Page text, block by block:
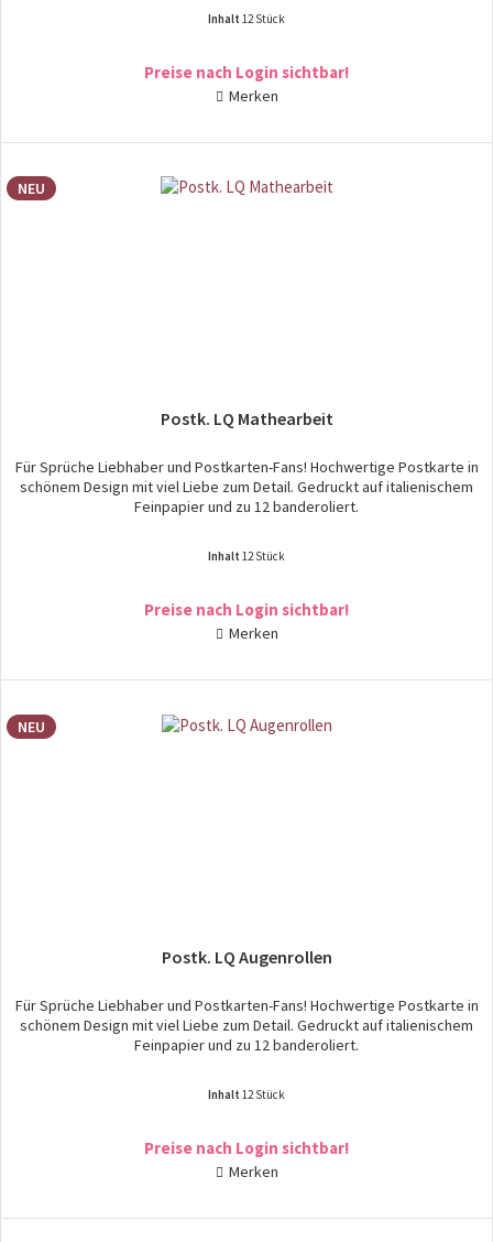
Inhalt12 Stück
Preise nach Login sichtbar!
Merken
NEU
Postk. LQ Mathearbeit
Für Sprüche Liebhaber und Postkarten-Fans! Hochwertige Postkarte in
schönem Design mit viel Liebe zum Detail. Gedruckt auf italienischem
Feinpapier und zu 12 banderoliert.
Inhalt12 Stück
Preise nach Login sichtbar!
Merken
NEU
Postk. LQ Augenrollen
Für Sprüche Liebhaber und Postkarten-Fans! Hochwertige Postkarte in
schönem Design mit viel Liebe zum Detail. Gedruckt auf italienischem
Feinpapier und zu 12 banderoliert.
Inhalt 12 Stück
Preise nach Login sichtbar!
Merken